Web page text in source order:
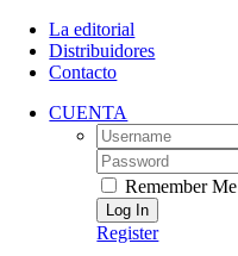
Skip
content
La editorial
Distribuidores
Contacto
CUENTA
Username:
Password:
Remember Me
Register